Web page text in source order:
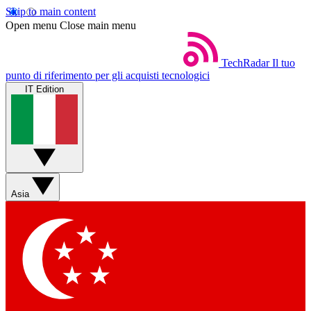
Skip to main content
Open menu Close main menu
TechRadar Il tuo
punto di riferimento per gli acquisti tecnologici
IT Edition
Asia